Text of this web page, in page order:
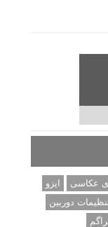
عکاسی
ایزو
دوربین